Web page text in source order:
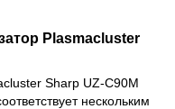
Plasmacluster
Sharp UZ-C90M
нескольким